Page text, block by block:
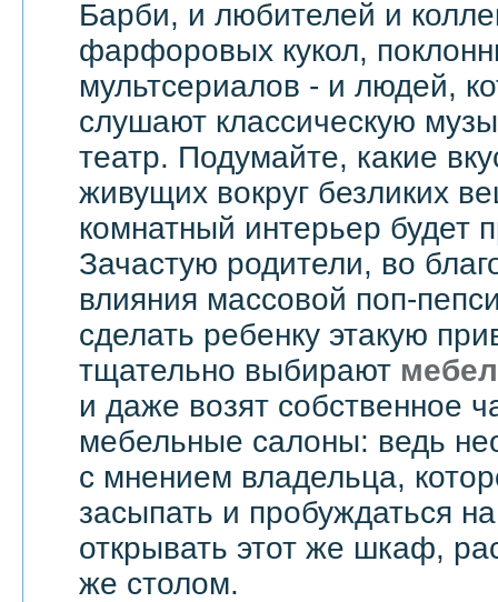
Барби, и любителей и
фарфоровых кукол,
мультсериалов - и людей,
слушают классическую
театр. Подумайте, какие
живущих вокруг безликих
комнатный интерьер будет
Зачастую родители, во
влияния массовой поп-
сделать ребенку этакую
тщательно выбирают
и даже возят собственное
мебельные салоны: ведь
с мнением владельца,
засыпать и пробуждаться
открывать этот же шкаф,
же столом.